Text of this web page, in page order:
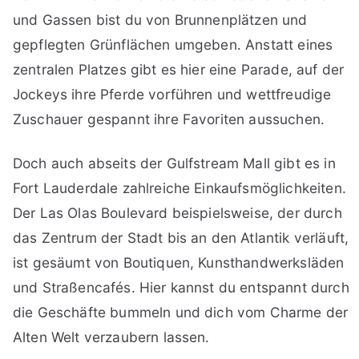
und Gassen bist du von Brunnenplätzen und
gepflegten Grünflächen umgeben. Anstatt eines
zentralen Platzes gibt es hier eine Parade, auf der
Jockeys ihre Pferde vorführen und wettfreudige
Zuschauer gespannt ihre Favoriten aussuchen.
Doch auch abseits der Gulfstream Mall gibt es in
Fort Lauderdale zahlreiche Einkaufsmöglichkeiten.
Der Las Olas Boulevard beispielsweise, der durch
das Zentrum der Stadt bis an den Atlantik verläuft,
ist gesäumt von Boutiquen, Kunsthandwerksläden
und Straßencafés. Hier kannst du entspannt durch
die Geschäfte bummeln und dich vom Charme der
Alten Welt verzaubern lassen.